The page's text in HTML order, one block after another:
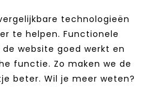
technologieën
te helpen. Functionele
website goed werkt en
functie. Zo maken we de
beter. Wil je meer weten?